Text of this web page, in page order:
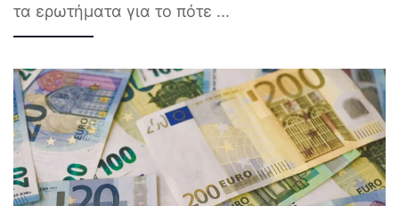
τα ερωτήματα για το πότε ...